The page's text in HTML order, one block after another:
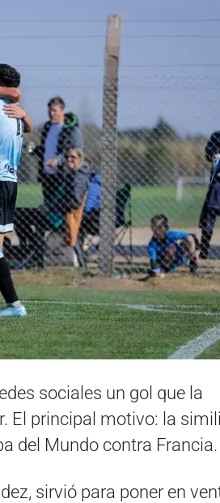
sociales un gol que la
El principal motivo: la
del Mundo contra Francia.
sirvió para poner en